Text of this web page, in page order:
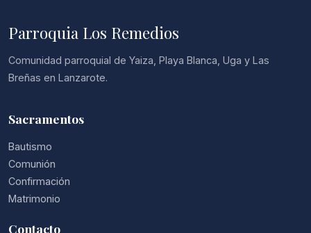
Parroquia Los Remedios
Comunidad parroquial de Yaiza, Playa Blanca, Uga y Las
Breñas en Lanzarote.
Sacramentos
Bautismo
Comunión
Confirmación
Matrimonio
Contacto